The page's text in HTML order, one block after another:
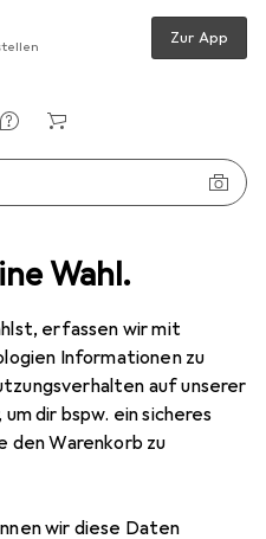
Wahl.
erfassen wir mit
Informationen zu
auf unserer
dir bspw. ein sicheres
den Warenkorb zu
wir diese Daten
Zur App
Schneiden + Kleben